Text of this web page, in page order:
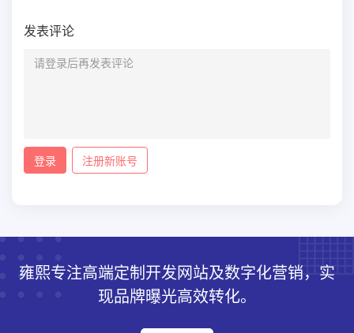
发表评论
登录 注册新账号
雍熙专注高端定制开发网站及数字化营销，实
现品牌曝光高效转化。